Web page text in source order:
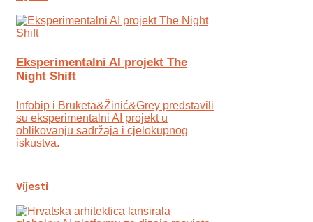
Eksperimentalni AI projekt The
Night Shift
Infobip i Bruketa&Žinić&Grey predstavili
su eksperimentalni AI projekt u
oblikovanju sadržaja i cjelokupnog
iskustva.
Vijesti